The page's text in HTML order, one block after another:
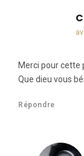
Merci pour cette
Que dieu vous
Répondre